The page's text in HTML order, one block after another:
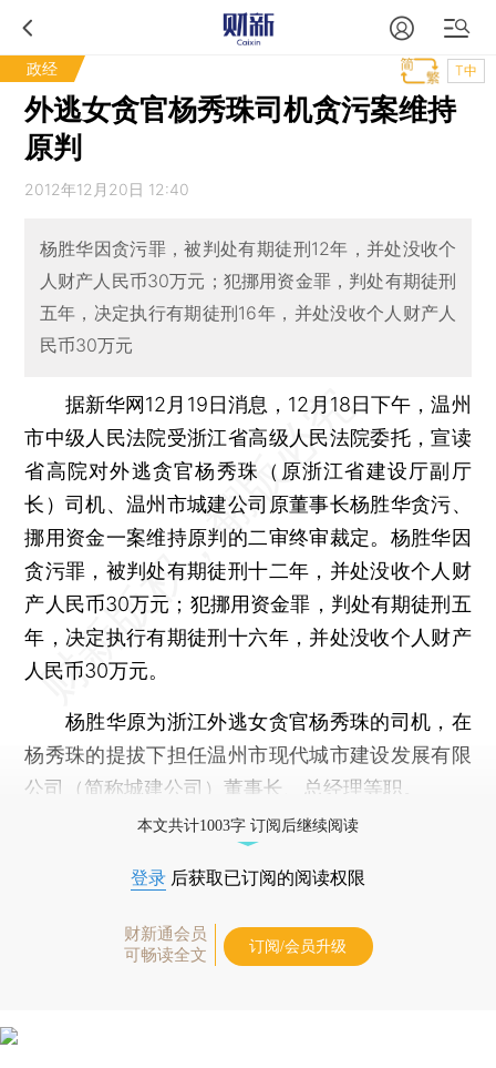
政经 T中
外逃女贪官杨秀珠司机贪污案维持
原判
2012年12月20日 12:40
杨胜华因贪污罪，被判处有期徒刑12年，并处没收个
人财产人民币30万元；犯挪用资金罪，判处有期徒刑
五年，决定执行有期徒刑16年，并处没收个人财产人
民币30万元
据新华网12月19日消息，12月18日下午，温州
市中级人民法院受浙江省高级人民法院委托，宣读
省高院对外逃贪官杨秀珠（原浙江省建设厅副厅
长）司机、温州市城建公司原董事长杨胜华贪污、
挪用资金一案维持原判的二审终审裁定。杨胜华因
贪污罪，被判处有期徒刑十二年，并处没收个人财
产人民币30万元；犯挪用资金罪，判处有期徒刑五
年，决定执行有期徒刑十六年，并处没收个人财产
人民币30万元。
杨胜华原为浙江外逃女贪官杨秀珠的司机，在
杨秀珠的提拔下担任温州市现代城市建设发展有限
公司（简称城建公司）董事长、总经理等职。
本文共计1003字 订阅后继续阅读
登录 后获取已订阅的阅读权限
财新通会员
可畅读全文
订阅/会员升级